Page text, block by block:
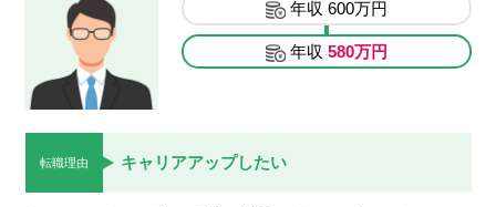
年収600万円
年収580万円
転職理由 キャリアアップしたい